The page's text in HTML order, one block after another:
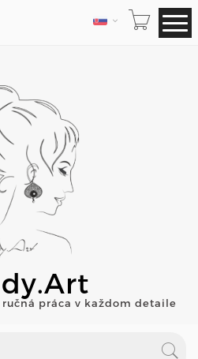
JAZYK
práca v každom detaile